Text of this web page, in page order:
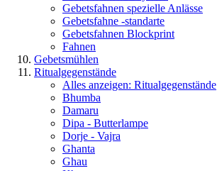
Gebetsfahnen spezielle Anlässe
Gebetsfahne -standarte
Gebetsfahnen Blockprint
Fahnen
Gebetsmühlen
Ritualgegenstände
Alles anzeigen: Ritualgegenstände
Bhumba
Damaru
Dipa - Butterlampe
Dorje - Vajra
Ghanta
Ghau